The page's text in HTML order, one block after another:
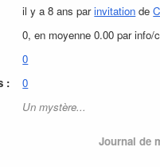
il y a 8 ans parinvitation de
0, en moyenne 0.00 par info/
0
:
0
Un mystère...
Journal de